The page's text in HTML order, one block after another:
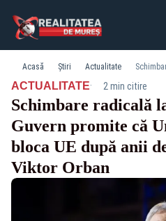
Acasă Știri Actualitate
ACTUALITATE· 2 min citire
Schimbare radicală
Guvern promite că
bloca UE după anii
Viktor Orban